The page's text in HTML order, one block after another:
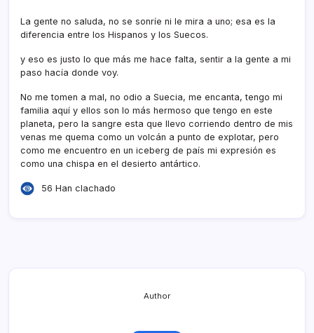
La gente no saluda, no se sonrí­e ni le mira a uno; esa es la
diferencia entre los Hispanos y los Suecos.
y eso es justo lo que más me hace falta, sentir a la gente a mi
paso hací­a donde voy.
No me tomen a mal, no odio a Suecia, me encanta, tengo mi
familia aquí­ y ellos son lo más hermoso que tengo en este
planeta, pero la sangre esta que llevo corriendo dentro de mis
venas me quema como un volcán a punto de explotar, pero
como me encuentro en un iceberg de paí­s mi expresión es
como una chispa en el desierto antártico.
56 Han clachado
Author